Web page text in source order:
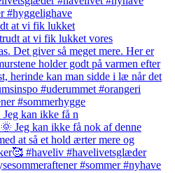
at vi fik lukket
kan ikke få n